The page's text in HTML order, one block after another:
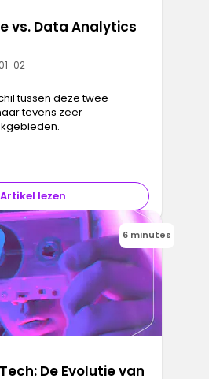
vs. Data Analytics
02
tussen deze twee
tevens zeer
Artikel lezen
6 minutes
De Evolutie van